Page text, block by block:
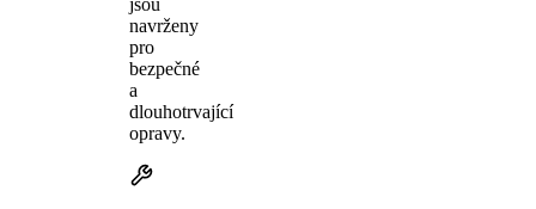
navrženy
pro
bezpečné
a
dlouhotrvající
opravy.